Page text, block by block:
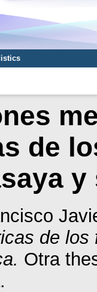
de
de
Otra